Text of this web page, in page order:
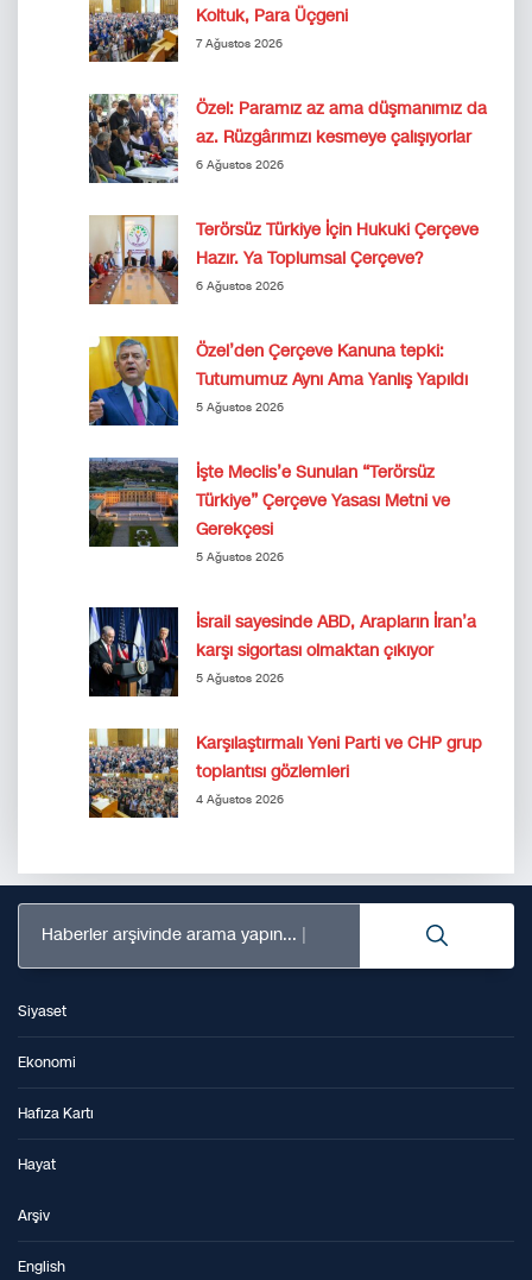
Koltuk, Para Üçgeni
7 Ağustos 2026
Özel: Paramız az ama düşmanımız da
az. Rüzgârımızı kesmeye çalışıyorlar
6 Ağustos 2026
Terörsüz Türkiye İçin Hukuki Çerçeve
Hazır. Ya Toplumsal Çerçeve?
6 Ağustos 2026
Özel’den Çerçeve Kanuna tepki:
Tutumumuz Aynı Ama Yanlış Yapıldı
5 Ağustos 2026
İşte Meclis’e Sunulan “Terörsüz
Türkiye” Çerçeve Yasası Metni ve
Gerekçesi
5 Ağustos 2026
İsrail sayesinde ABD, Arapların İran’a
karşı sigortası olmaktan çıkıyor
5 Ağustos 2026
Karşılaştırmalı Yeni Parti ve CHP grup
toplantısı gözlemleri
4 Ağustos 2026
Haberler arşivinde arama yapın...
Siyaset
Ekonomi
Hafıza Kartı
Hayat
Arşiv
English